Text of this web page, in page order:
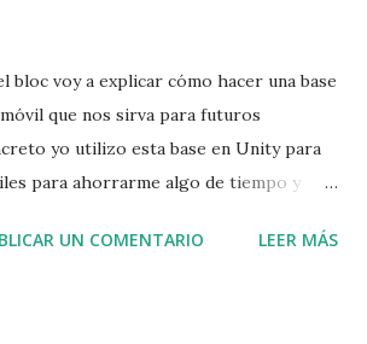
bloc voy a explicar cómo hacer una base
que nos sirva para futuros
yo utilizo esta base en Unity para
para ahorrarme algo de tiempo y
la pantalla de Splash , el título del
UN COMENTARIO LEER MÁS